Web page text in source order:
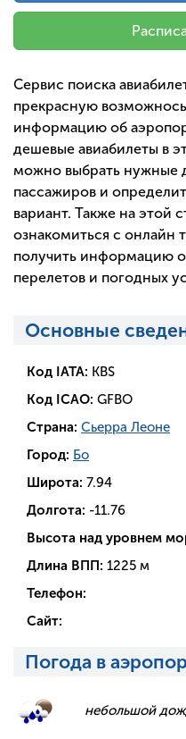
Сервис поиска
прекрасную
информацию об
дешевые авиабилеты в
можно выбрать нужные
пассажиров и
вариант. Также на этой
ознакомиться с онлайн
получить информацию
перелетов и погодных
Основные
Код IATA: KBS
Код ICAO: GFBO
Страна: Сьерра Леоне
Город: Бо
Широта: 7.94
Долгота: -11.76
Высота над уровнем
Длина ВПП: 1225 м
Телефон:
Сайт:
Погода в
небольшой